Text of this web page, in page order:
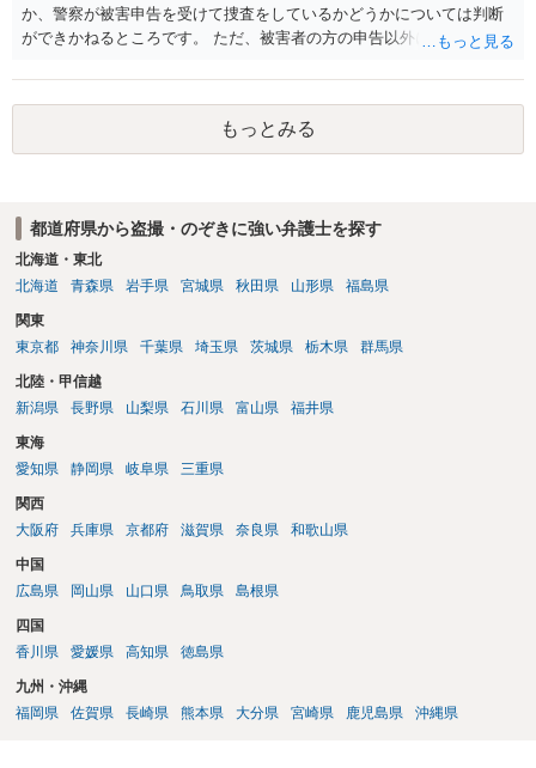
か、警察が被害申告を受けて捜査をしているかどうかについては判断
ができかねるところです。 ただ、被害者の方の申告以外に証拠が無い
す。 万が一、警察から連絡が来るようなことがあれば、その際に改め
て弁護士にご相談ください。
もっとみる
都道府県から盗撮・のぞきに強い弁護士を探す
北海道・東北
北海道
青森県 岩手県 宮城県 秋田県 山形県 福島県
関東
東京都
神奈川県 千葉県 埼玉県 茨城県 栃木県 群馬県
北陸・甲信越
新潟県
長野県 山梨県 石川県 富山県 福井県
東海
愛知県
静岡県 岐阜県 三重県
関西
大阪府
兵庫県 京都府 滋賀県 奈良県 和歌山県
中国
広島県
岡山県 山口県 鳥取県 島根県
四国
香川県
愛媛県 高知県 徳島県
九州・沖縄
福岡県
佐賀県 長崎県 熊本県 大分県 宮崎県 鹿児島県 沖縄県